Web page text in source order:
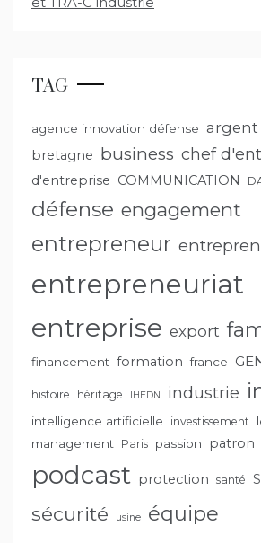
TAG
agence innovation défense argent
bretagne business chef
d'entreprise COMMUNICATION
défense engagement
entrepreneur
entrepreneuriat
entreprise export
financement formation france
histoire héritage IHEDN industrie
intelligence artificielle investissement
management
Paris passion patron
podcast protection santé
sécurité usine équipe